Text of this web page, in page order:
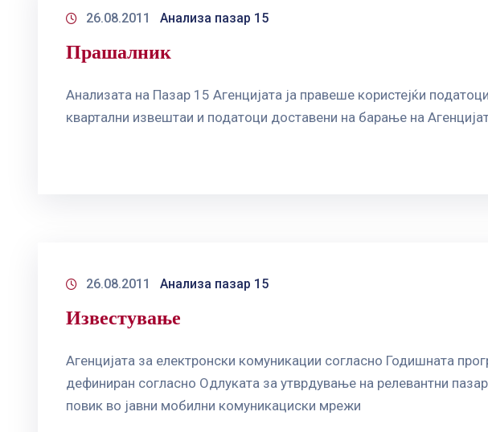
26.08.2011 Анализа пазар 15
Прашалник
Анализата на Пазар 15 Агенцијата ја правеше користејќи
квартални извештаи и податоци доставени на барање на
26.08.2011 Анализа пазар 15
Известување
Агенцијата за електронски комуникации согласно Годишната
дефиниран согласно Одлуката за утврдување на релевантни
повик во јавни мобилни комуникациски мрежи